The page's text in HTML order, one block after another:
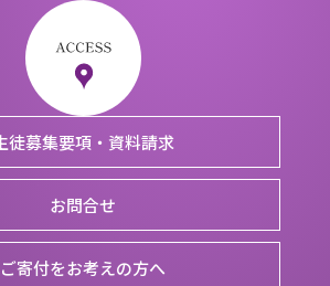
徒募集要項・資料請求
お問合せ
ご寄付をお考えの方へ